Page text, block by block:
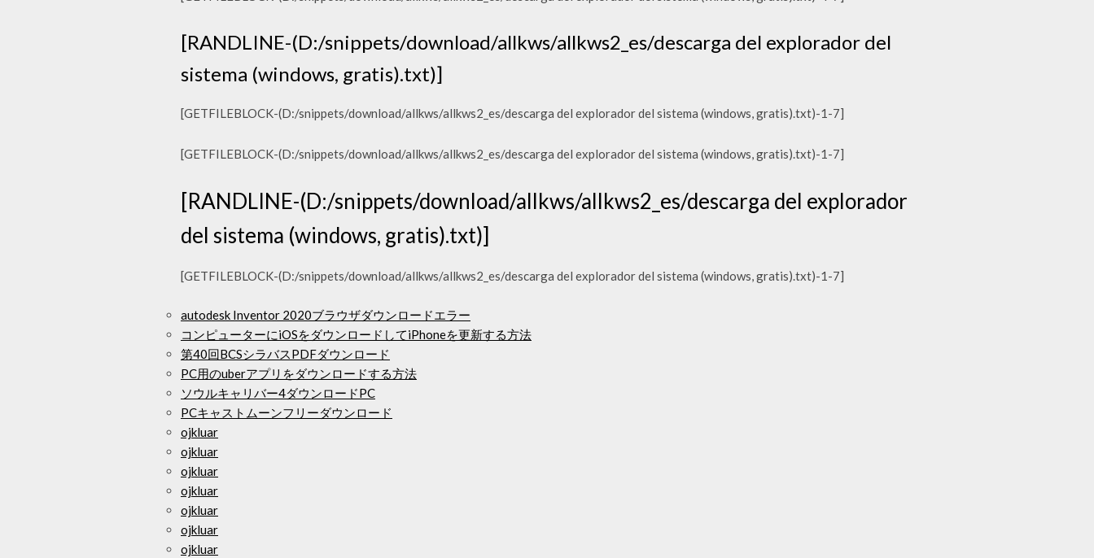
[RANDLINE-(D:/snippets/download/allkws/allkws2_es/descarga del explorador del
sistema (windows, gratis).txt)]
[GETFILEBLOCK-(D:/snippets/download/allkws/allkws2_es/descarga del explorador del sistema (windows, gratis).txt)-1-7]
[GETFILEBLOCK-(D:/snippets/download/allkws/allkws2_es/descarga del explorador del sistema (windows, gratis).txt)-1-7]
[RANDLINE-(D:/snippets/download/allkws/allkws2_es/descarga del explorador
del sistema (windows, gratis).txt)]
[GETFILEBLOCK-(D:/snippets/download/allkws/allkws2_es/descarga del explorador del sistema (windows, gratis).txt)-1-7]
autodesk Inventor 2020ブラウザダウンロードエラー
コンピューターにiOSをダウンロードしてiPhoneを更新する方法
第40回BCSシラバスPDFダウンロード
PC用のuberアプリをダウンロードする方法
ソウルキャリバー4ダウンロードPC
PCキャストムーンフリーダウンロード
ojkluar
ojkluar
ojkluar
ojkluar
ojkluar
ojkluar
ojkluar